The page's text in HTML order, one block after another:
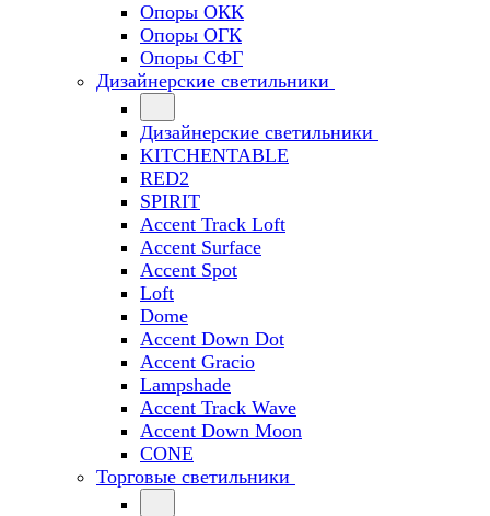
Опоры ОКК
Опоры ОГК
Опоры СФГ
Дизайнерские светильники
Дизайнерские светильники
KITCHENTABLE
RED2
SPIRIT
Accent Track Loft
Accent Surface
Accent Spot
Loft
Dome
Accent Down Dot
Accent Gracio
Lampshade
Accent Track Wave
Accent Down Moon
CONE
Торговые светильники